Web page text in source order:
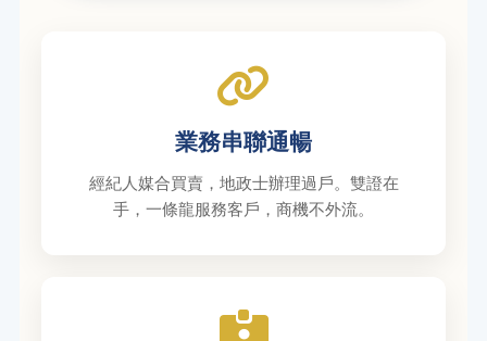
業務串聯通暢
經紀人媒合買賣，地政士辦理過戶。雙證在
手，一條龍服務客戶，商機不外流。